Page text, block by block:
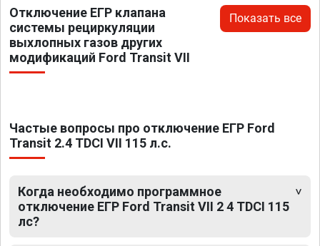
Отключение ЕГР клапана
системы рециркуляции
выхлопных газов других
модификаций Ford Transit VII
Показать все
Частые вопросы про отключение ЕГР Ford
Transit 2.4 TDCI VII 115 л.с.
Когда необходимо программное
отключение ЕГР Ford Transit VII 2 4 TDCI 115
лс?